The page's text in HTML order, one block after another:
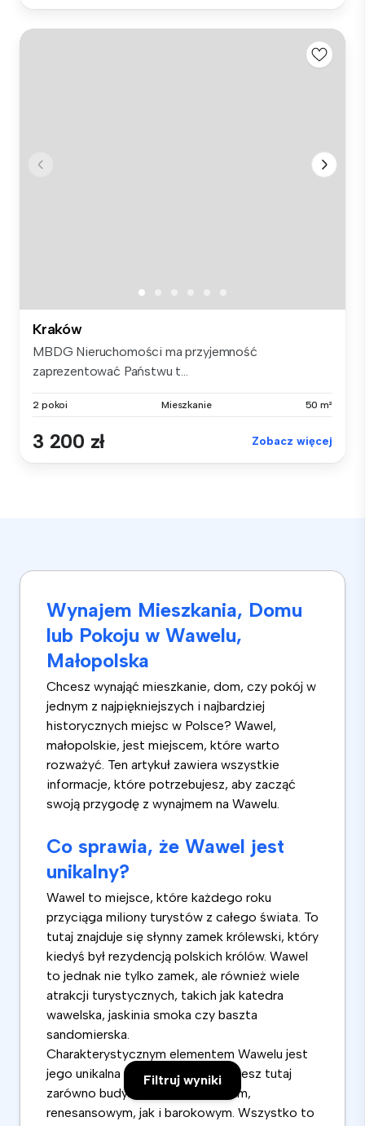
Filtruj wyniki
Kraków
MBDG Nieruchomości ma przyjemność
zaprezentować Państwu t...
2 pokoi Mieszkanie 50 m²
3 200 zł Zobacz więcej
Wynajem Mieszkania, Domu
lub Pokoju w Wawelu,
Małopolska
Chcesz wynająć mieszkanie, dom, czy pokój w
jednym z najpiękniejszych i najbardziej
historycznych miejsc w Polsce? Wawel,
małopolskie, jest miejscem, które warto
rozważyć. Ten artykuł zawiera wszystkie
informacje, które potrzebujesz, aby zacząć
swoją przygodę z wynajmem na Wawelu.
Co sprawia, że Wawel jest
unikalny?
Wawel to miejsce, które każdego roku
przyciąga miliony turystów z całego świata. To
tutaj znajduje się słynny zamek królewski, który
kiedyś był rezydencją polskich królów. Wawel
to jednak nie tylko zamek, ale również wiele
atrakcji turystycznych, takich jak katedra
wawelska, jaskinia smoka czy baszta
sandomierska.
Charakterystycznym elementem Wawelu jest
jego unikalna architektura. Znajdziesz tutaj
zarówno budynki w stylu gotyckim,
renesansowym, jak i barokowym. Wszystko to